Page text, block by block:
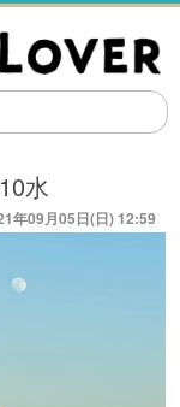
水
年09月05日(日) 12:59